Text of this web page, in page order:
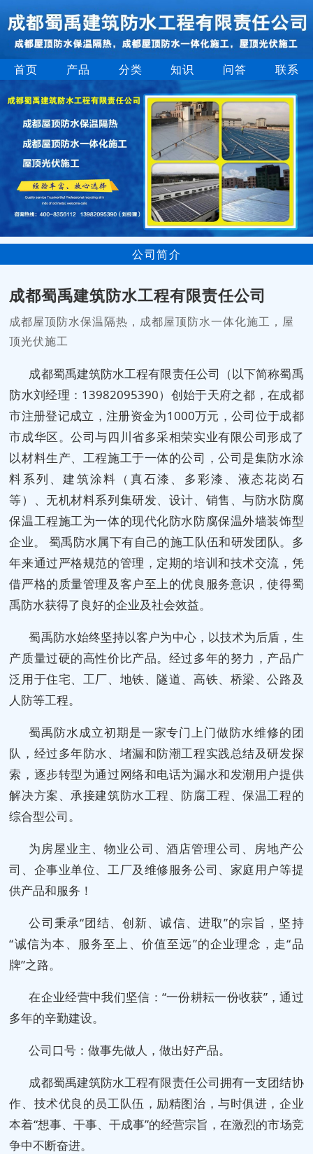
首页 产品 分类 知识 问答 联系
公司简介
成都蜀禹建筑防水工程有限责任公司
成都屋顶防水保温隔热，成都屋顶防水一体化施工，屋
顶光伏施工
成都蜀禹建筑防水工程有限责任公司（以下简称蜀禹
防水刘经理：13982095390）创始于天府之都，在成都
市注册登记成立，注册资金为1000万元，公司位于成都
市成华区。公司与四川省多采相荣实业有限公司形成了
以材料生产、工程施工于一体的公司，公司是集防水涂
料系列、建筑涂料（真石漆、多彩漆、液态花岗石
等）、无机材料系列集研发、设计、销售、与防水防腐
保温工程施工为一体的现代化防水防腐保温外墙装饰型
企业。 蜀禹防水属下有自己的施工队伍和研发团队。多
年来通过严格规范的管理，定期的培训和技术交流，凭
借严格的质量管理及客户至上的优良服务意识，使得蜀
禹防水获得了良好的企业及社会效益。
蜀禹防水始终坚持以客户为中心，以技术为后盾，生
产质量过硬的高性价比产品。经过多年的努力，产品广
泛用于住宅、工厂、地铁、隧道、高铁、桥梁、公路及
人防等工程。
蜀禹防水成立初期是一家专门上门做防水维修的团
队，经过多年防水、堵漏和防潮工程实践总结及研发探
索，逐步转型为通过网络和电话为漏水和发潮用户提供
解决方案、承接建筑防水工程、防腐工程、保温工程的
综合型公司。
为房屋业主、物业公司、酒店管理公司、房地产公
司、企事业单位、工厂及维修服务公司、家庭用户等提
供产品和服务！
公司秉承“团结、创新、诚信、进取”的宗旨，坚持
“诚信为本、服务至上、价值至远”的企业理念，走“品
牌”之路。
在企业经营中我们坚信：“一份耕耘一份收获”，通过
多年的辛勤建设。
公司口号：做事先做人，做出好产品。
成都蜀禹建筑防水工程有限责任公司拥有一支团结协
作、技术优良的员工队伍，励精图治，与时俱进，企业
本着“想事、干事、干成事”的经营宗旨，在激烈的市场竞
争中不断奋进。